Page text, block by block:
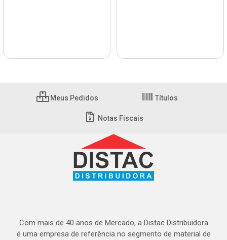
Meus Pedidos Títulos
Notas Fiscais
Com mais de 40 anos de Mercado, a Distac Distribuidora
é uma empresa de referência no segmento de material de